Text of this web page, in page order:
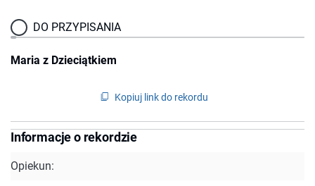
DO PRZYPISANIA
Maria z Dzieciątkiem
Kopiuj link do rekordu
Informacje o rekordzie
Opiekun: